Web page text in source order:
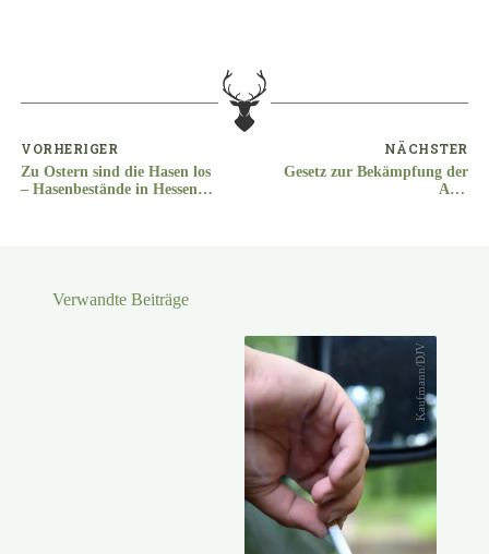
VORHERIGER
Zu Ostern sind die Hasen los
– Hasenbestände in Hessen
NÄCHSTER
Gesetz zur Bekämpfung der
ASP
Verwandte Beiträge
Kaufmann/DJV